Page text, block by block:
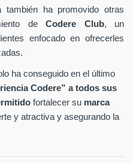
ha promovido otras
deCodere Club, un
enfocado en ofrecerles
ha conseguido en el último
Codere” a todos sus
fortalecer su marca
y atractiva y asegurando la